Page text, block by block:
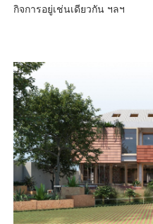
กิจการอยู่เช่นเดียวกัน ฯลฯ